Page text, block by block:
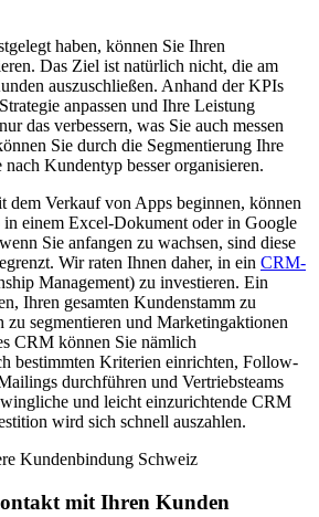
haben, können Sie Ihren
Das Ziel ist natürlich nicht, die am
auszuschließen. Anhand der KPIs
anpassen und Ihre Leistung
das verbessern, was Sie auch messen
Sie durch die Segmentierung Ihre
Kundentyp besser organisieren.
dem Verkauf von Apps beginnen, können
einem Excel-Dokument oder in Google
Sie anfangen zu wachsen, sind diese
Wir raten Ihnen daher, in ein CRM-
Management) zu investieren. Ein
Ihren gesamten Kundenstamm zu
zu segmentieren und Marketingaktionen
CRM können Sie nämlich
bestimmten Kriterien einrichten, Follow-
durchführen und Vertriebsteams
und leicht einzurichtende CRM
wird sich schnell auszahlen.
mit Ihren Kunden